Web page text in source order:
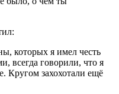
которых я имел честь
всегда говорили, что я
Кругом захохотали ещё